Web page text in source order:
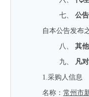
七、 公
自本公告发布
八、 其
九、 凡
1.采购人信息
名称： 常州市